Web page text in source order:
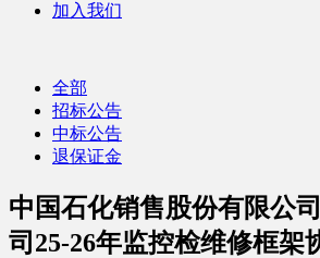
加入我们
全部
招标公告
中标公告
退保证金
中国石化销售股份有限公
司25-26年监控检维修框架